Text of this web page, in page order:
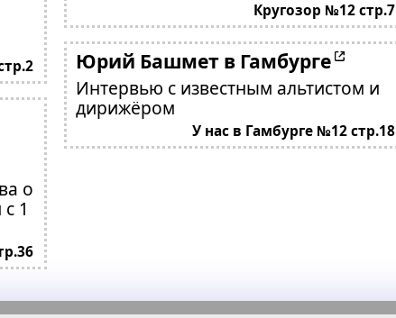
о
1
Кругозор №12 стр.7
Юрий Башмет в Гамбурге
Интервью с известным альтистом и
дирижёром
У нас в Гамбурге №12 стр.18